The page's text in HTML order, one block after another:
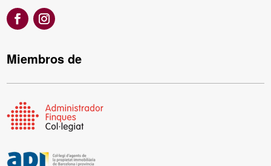
Miembros de